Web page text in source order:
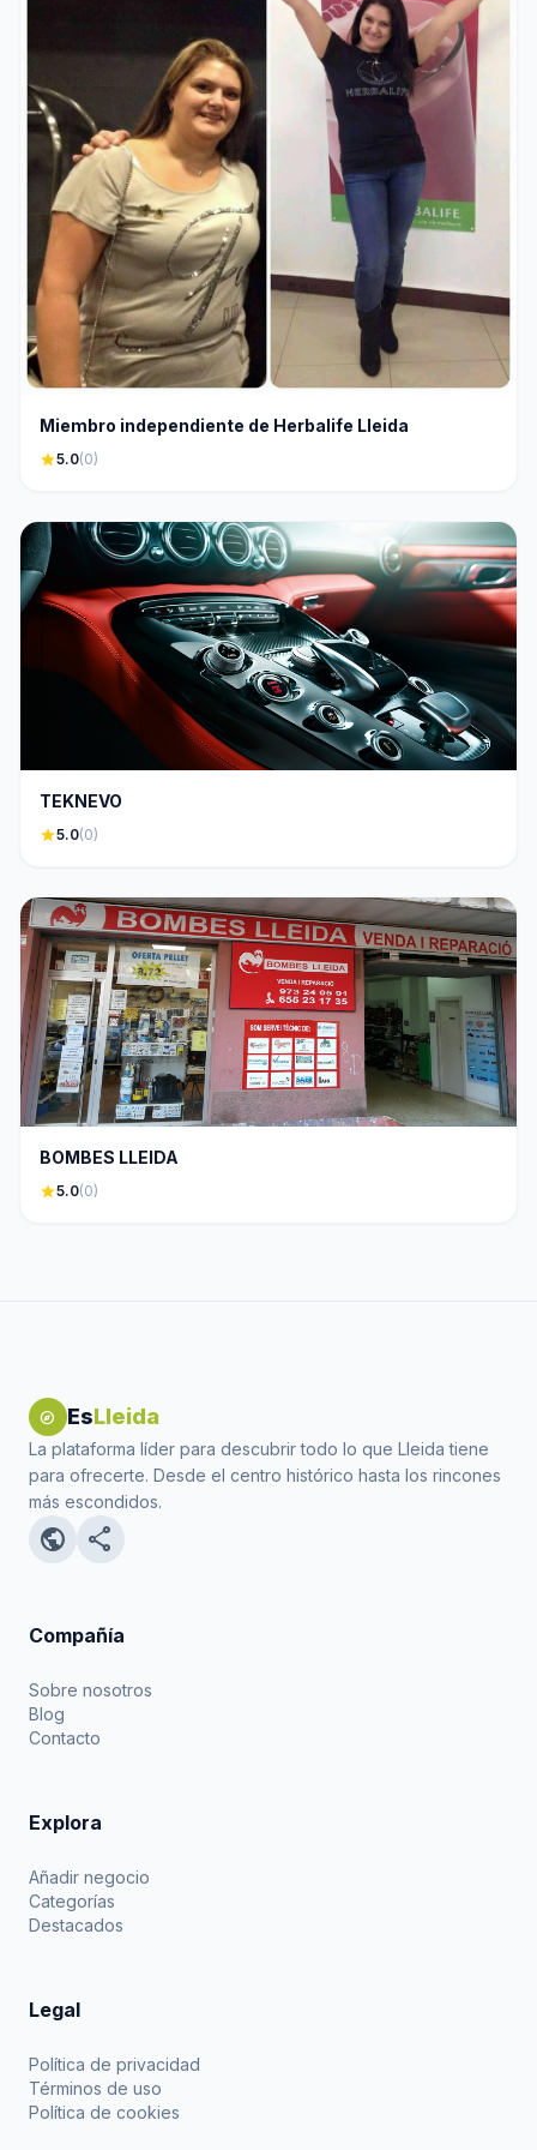
Miembro independiente de Herbalife Lleida
star5.0(0)
TEKNEVO
star5.0(0)
BOMBES LLEIDA
star5.0(0)
explore EsLleida
La plataforma líder para descubrir todo lo que Lleida tiene
para ofrecerte. Desde el centro histórico hasta los rincones
más escondidos.
public share
Compañía
Sobre nosotros
Blog
Contacto
Explora
Añadir negocio
Categorías
Destacados
Legal
Política de privacidad
Términos de uso
Política de cookies